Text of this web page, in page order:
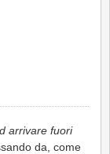
arrivare fuori
da, come